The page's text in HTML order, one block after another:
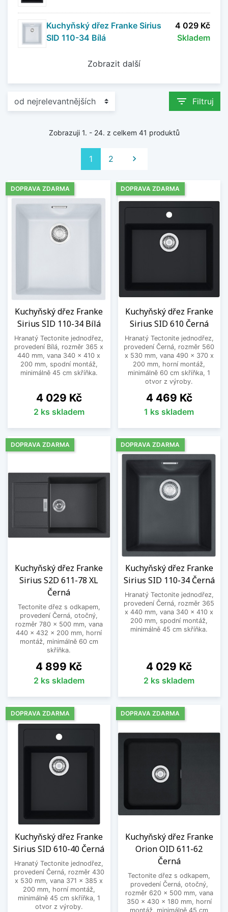
Kuchyňský dřez Franke Sirius
SID 110-34 Bílá
4 029 Kč
Skladem
Zobrazit další
filter_list Filtruj
Zobrazuji 1. - 24. z celkem 41 produktů
1 2 Další

Kuchyňský dřez Franke
Sirius SID 110-34 Bílá
Hranatý Tectonite jednodřez,
provedení Bílá, rozměr 365 x
440 mm, vana 340 x 410 x
200 mm, spodní montáž,
minimálně 45 cm skříňka.
Cena
4 029 Kč
2 ks skladem
DOPRAVA ZDARMA
Kuchyňský dřez Franke
Sirius SID 610 Černá
Hranatý Tectonite jednodřez,
provedení Černá, rozměr 560
x 530 mm, vana 490 x 370 x
200 mm, horní montáž,
minimálně 60 cm skříňka, 1
otvor z výroby.
Cena
4 469 Kč
1 ks skladem
DOPRAVA ZDARMA
Kuchyňský dřez Franke
Sirius S2D 611-78 XL
Černá
Tectonite dřez s odkapem,
provedení Černá, otočný,
rozměr 780 x 500 mm, vana
440 x 432 x 200 mm, horní
montáž, minimálně 60 cm
skříňka.
Cena
4 899 Kč
2 ks skladem
DOPRAVA ZDARMA
Kuchyňský dřez Franke
Sirius SID 110-34 Černá
Hranatý Tectonite jednodřez,
provedení Černá, rozměr 365
x 440 mm, vana 340 x 410 x
200 mm, spodní montáž,
minimálně 45 cm skříňka.
Cena
4 029 Kč
2 ks skladem
DOPRAVA ZDARMA
Kuchyňský dřez Franke
Sirius SID 610-40 Černá
Hranatý Tectonite jednodřez,
provedení Černá, rozměr 430
x 530 mm, vana 371 x 385 x
200 mm, horní montáž,
minimálně 45 cm skříňka, 1
otvor z výroby.
DOPRAVA ZDARMA
Kuchyňský dřez Franke
Orion OID 611-62
Černá
Tectonite dřez s odkapem,
provedení Černá, otočný,
rozměr 620 x 500 mm, vana
350 x 430 x 180 mm, horní
montáž, minimálně 45 cm
DOPRAVA ZDARMA